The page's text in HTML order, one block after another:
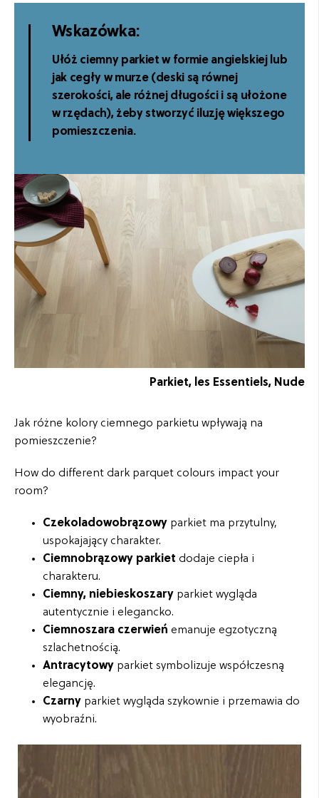
Wskazówka:
Ułóż ciemny parkiet w formie angielskiej lub
jak cegły w murze (deski są równej
szerokości, ale różnej długości i są ułożone
w rzędach), żeby stworzyć iluzję większego
pomieszczenia.
Parkiet, les Essentiels, Nude
Jak różne kolory ciemnego parkietu wpływają na
pomieszczenie?
How do different dark parquet colours impact your
room?
Czekoladowobrązowy parkiet ma przytulny,
uspokajający charakter.
Ciemnobrązowy parkiet dodaje ciepła i
charakteru.
Ciemny, niebieskoszary parkiet wygląda
autentycznie i elegancko.
Ciemnoszara czerwień emanuje egzotyczną
szlachetnością.
Antracytowy parkiet symbolizuje współczesną
elegancję.
Czarny parkiet wygląda szykownie i przemawia do
wyobraźni.